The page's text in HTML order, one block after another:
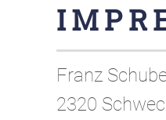
Franz
2320